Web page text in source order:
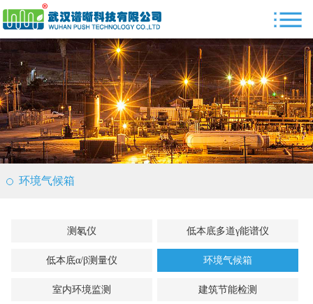
环境气候箱
测氡仪 低本底多道γ能谱仪
低本底α/β测量仪 环境气候箱
室内环境监测 建筑节能检测